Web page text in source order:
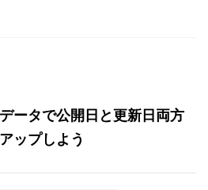
ータで公開日と更新日両方
ップしよう